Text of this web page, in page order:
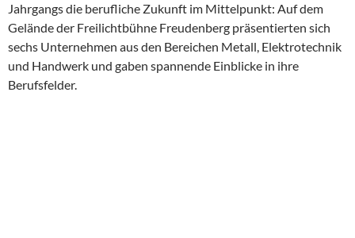
Jahrgangs die berufliche Zukunft im Mittelpunkt: Auf dem
Gelände der Freilichtbühne Freudenberg präsentierten sich
sechs Unternehmen aus den Bereichen Metall, Elektrotechnik
und Handwerk und gaben spannende Einblicke in ihre
Berufsfelder.